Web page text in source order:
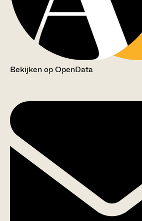
Bekijken op OpenData